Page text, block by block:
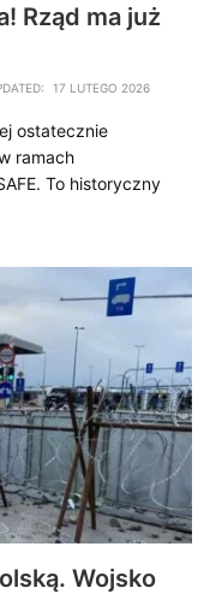
Rząd ma już
17 LUTEGO 2026
ostatecznie
ramach
To historyczny
Wojsko